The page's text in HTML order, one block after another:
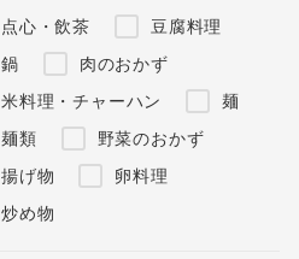
点心・飲茶
豆腐料理
鍋
肉のおかず
米料理・チャーハン
麺
麺類
野菜のおかず
揚げ物
卵料理
炒め物